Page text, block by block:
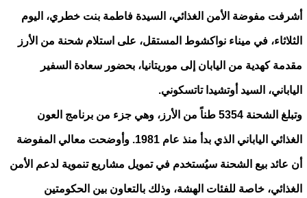
أشرفت مفوضة الأمن الغذائي، السيدة فاطمة بنت خطري، اليوم
الثلاثاء، في ميناء نواكشوط المستقل، على استلام شحنة من الأرز
مقدمة كهدية من اليابان إلى موريتانيا، بحضور سعادة السفير
الياباني، السيد أوتشيدا تاتسكوني.
وتبلغ الشحنة 5354 طناً من الأرز، وهي جزء من برنامج العون
الغذائي الياباني الذي بدأ منذ عام 1981. وأوضحت معالي المفوضة
أن عائد بيع الشحنة سيُستخدم في تمويل مشاريع تنموية لدعم الأمن
الغذائي، خاصة للفئات الهشة، وذلك بالتعاون بين الحكومتين